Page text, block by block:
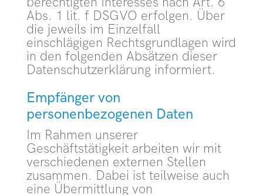
Abs. 1 lit. f DSGVO erfolgen. Über
die jeweils im Einzelfall
einschlägigen Rechtsgrundlagen wird
in den folgenden Absätzen dieser
Datenschutzerklärung informiert.
Empfänger von
personenbezogenen Daten
Im Rahmen unserer
Geschäftstätigkeit arbeiten wir mit
verschiedenen externen Stellen
zusammen. Dabei ist teilweise auch
eine Übermittlung von